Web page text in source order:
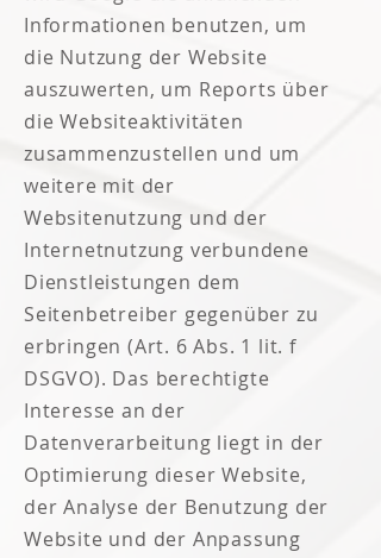
Informationen benutzen, um
die Nutzung der Website
auszuwerten, um Reports über
die Websiteaktivitäten
zusammenzustellen und um
weitere mit der
Websitenutzung und der
Internetnutzung verbundene
Dienstleistungen dem
Seitenbetreiber gegenüber zu
erbringen (Art. 6 Abs. 1 lit. f
DSGVO). Das berechtigte
Interesse an der
Datenverarbeitung liegt in der
Optimierung dieser Website,
der Analyse der Benutzung der
Website und der Anpassung